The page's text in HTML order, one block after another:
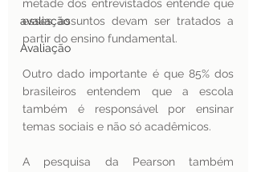
avaliação
Avaliação
metade dos entrevistados entende que
esses assuntos devam ser tratados a
partir do ensino fundamental.
Outro dado importante é que 85% dos
brasileiros entendem que a escola
também é responsável por ensinar
temas sociais e não só acadêmicos.
A pesquisa da Pearson também